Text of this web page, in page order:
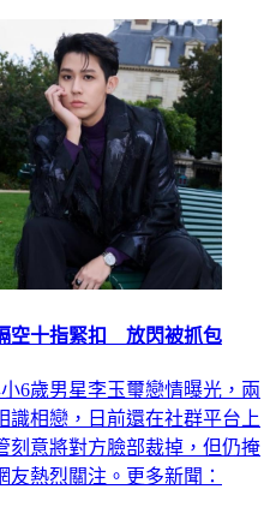
空十指緊扣 放閃被抓包
6歲男星李玉璽戀情曝光，兩
識相戀，日前還在社群平台上
刻意將對方臉部裁掉，但仍掩
熱烈關注。更多新聞：